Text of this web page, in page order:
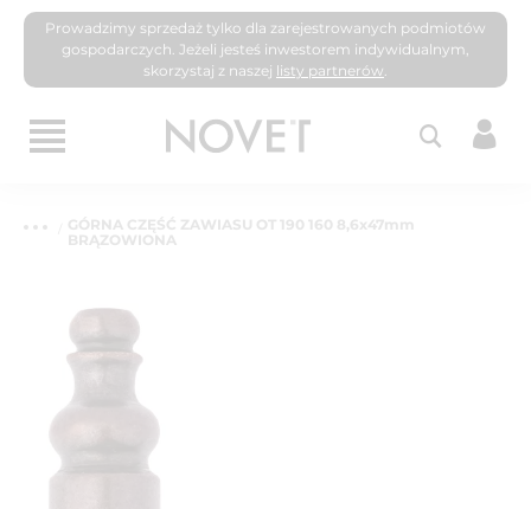
Prowadzimy sprzedaż tylko dla zarejestrowanych podmiotów
gospodarczych. Jeżeli jesteś inwestorem indywidualnym,
skorzystaj z naszej listy partnerów.
GÓRNA CZĘŚĆ ZAWIASU OT 190 160 8,6x47mm
BRĄZOWIONA